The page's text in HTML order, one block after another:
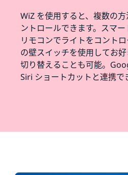
WiZ を使用すると、複数の
ントロールできます。スマ
リモコンでライトをコント
の壁スイッチを使用してお
切り替えることも可能。
Siri ショートカットと連携で